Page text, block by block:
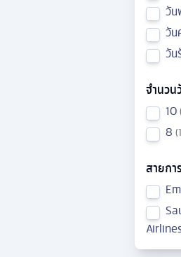
วั
วัน
วั
จำนวน
10
8 1
สายกา